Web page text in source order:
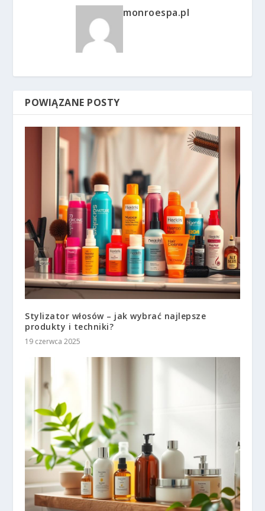
monroespa.pl
POWIĄZANE POSTY
Stylizator włosów – jak wybrać najlepsze
produkty i techniki?
19 czerwca 2025